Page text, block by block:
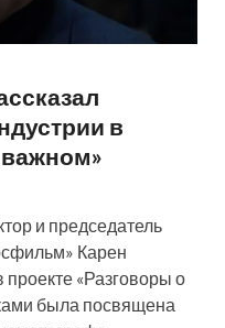
в
важном»
и председатель
Карен
«Разговоры о
была посвящена